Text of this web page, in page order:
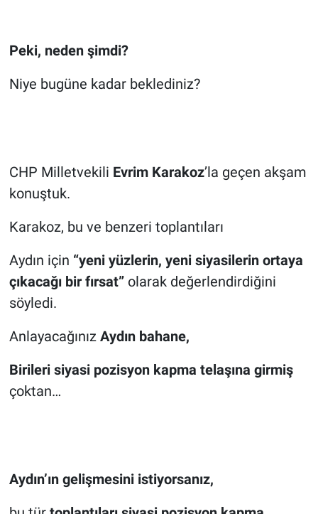
Peki, neden şimdi?
Niye bugüne kadar beklediniz?
CHP Milletvekili Evrim Karakoz’la geçen akşam
konuştuk.
Karakoz, bu ve benzeri toplantıları
Aydın için “yeni yüzlerin, yeni siyasilerin ortaya
çıkacağı bir fırsat” olarak değerlendirdiğini
söyledi.
Anlayacağınız Aydın bahane,
Birileri siyasi pozisyon kapma telaşına girmiş
çoktan…
Aydın’ın gelişmesini istiyorsanız,